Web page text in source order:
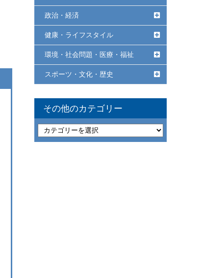
政治・経済
健康・ライフスタイル
環境・社会問題・医療・福祉
スポーツ・文化・歴史
その他のカテゴリー